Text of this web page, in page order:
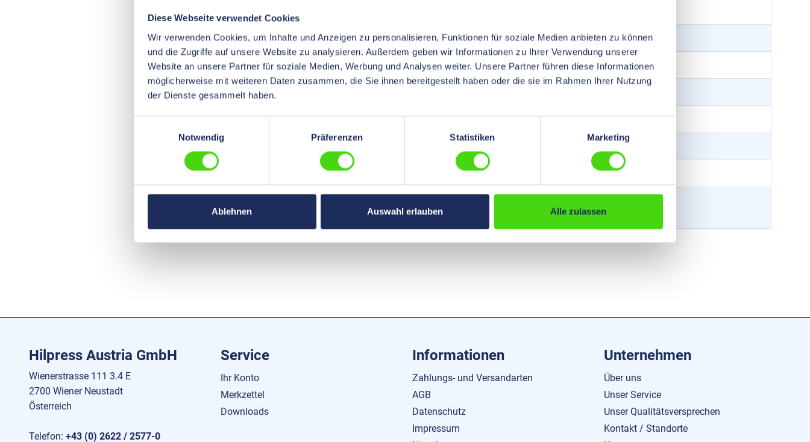
Diese Webseite verwendet Cookies
Wir verwenden Cookies, um Inhalte und Anzeigen zu personalisieren, Funktionen für soziale Medien anbieten zu können
und die Zugriffe auf unsere Website zu analysieren. Außerdem geben wir Informationen zu Ihrer Verwendung unserer
Website an unsere Partner für soziale Medien, Werbung und Analysen weiter. Unsere Partner führen diese Informationen
möglicherweise mit weiteren Daten zusammen, die Sie ihnen bereitgestellt haben oder die sie im Rahmen Ihrer Nutzung
der Dienste gesammelt haben.
Notwendig
Präferenzen Statistiken Marketing
Ablehnen Auswahl erlauben Alle zulassen
L 6mm
Material Messing vernickelt
Schutzart IP 68
Verkaufseinheit
Kabeldurchmesser
Hilpress Austria GmbH
Wienerstrasse 111 3.4 E
2700 Wiener Neustadt
Österreich
Telefon: +43 (0) 2622 / 2577-0
Service
Ihr Konto
Merkzettel
Downloads
Informationen
Zahlungs- und Versandarten
AGB
Datenschutz
Impressum
Unternehmen
Über uns
Unser Service
Unser Qualitätsversprechen
Kontakt / Standorte